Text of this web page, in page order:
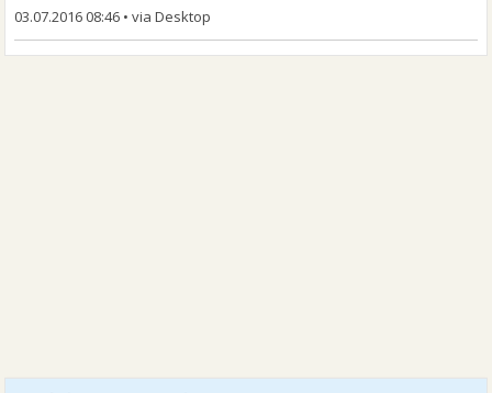
03.07.2016 08:46 •